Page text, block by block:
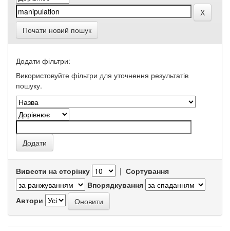
Почати новий пошук
Додати фільтри:
Використовуйте фільтри для уточнення результатів
пошуку.
Вивести на сторінку | Сортування
Впорядкування
Автори